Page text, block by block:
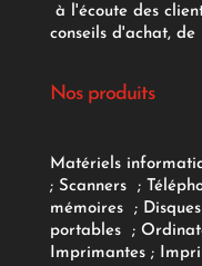
à l'écoute des
conseils d'achat,
Nos produits
Matériels
; Scanners ;
mémoires
;
portables
;
Imprimantes;